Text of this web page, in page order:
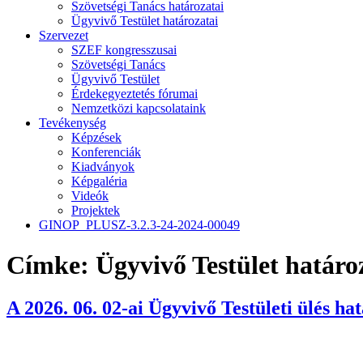
Szövetségi Tanács határozatai
Ügyvivő Testület határozatai
Szervezet
SZEF kongresszusai
Szövetségi Tanács
Ügyvivő Testület
Érdekegyeztetés fórumai
Nemzetközi kapcsolataink
Tevékenység
Képzések
Konferenciák
Kiadványok
Képgaléria
Videók
Projektek
GINOP_PLUSZ-3.2.3-24-2024-00049
Címke: Ügyvivő Testület
A 2026. 06. 02-ai Ügyvivő Testületi ülés